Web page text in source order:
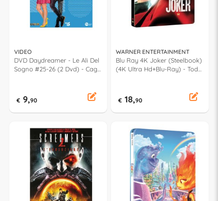
VIDEO
DVD Daydreamer - Le Ali Del
Sogno #25-26 (2 Dvd) - Cagrı
€ 9,90
WARNER ENTERTAINMENT
Blu Ray 4K Joker (Steelbook)
(4K Ultra Hd+Blu-Ray) - Todd
€ 18,90